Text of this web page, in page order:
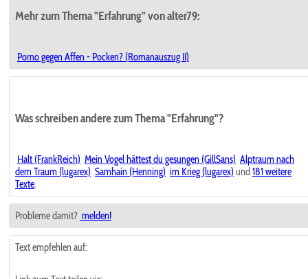
Mehr zum Thema "Erfahrung" von alter79:
Porno gegen Affen - Pocken? (Romanauszug II)
Was schreiben andere zum Thema "Erfahrung"?
Halt (FrankReich) Mein Vogel hättest du gesungen (GillSans) Alptraum nach
dem Traum (lugarex) Samhain (Henning) im Krieg (lugarex) und 181 weitere
Texte.
Probleme damit? melden!
Text empfehlen auf: